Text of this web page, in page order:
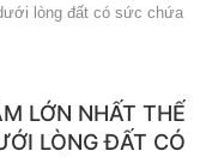
lòng đất có sức chứa
LỚN NHẤT THẾ
LÒNG ĐẤT CÓ